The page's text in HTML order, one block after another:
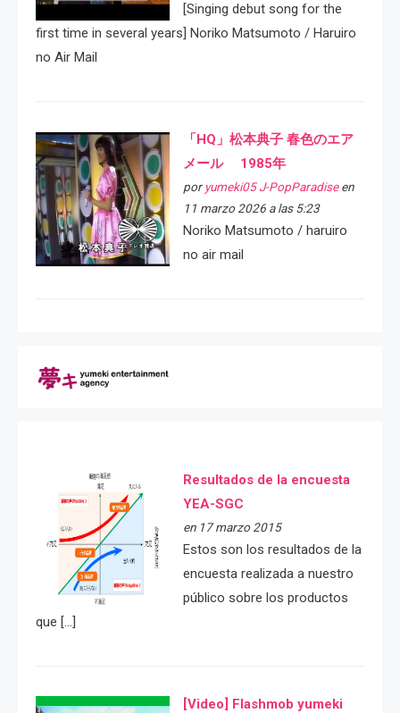
[Singing debut song for the
first time in several years] Noriko Matsumoto / Haruiro
no Air Mail
「HQ」松本典子 春色のエア
メール 1985年
por yumeki05 J-PopParadiseen
11 marzo 2026 a las 5:23
Noriko Matsumoto / haruiro
no air mail
Resultados de la encuesta
YEA-SGC
en 17 marzo 2015
Estos son los resultados de la
encuesta realizada a nuestro
público sobre los productos
que […]
[Video] Flashmob yumeki